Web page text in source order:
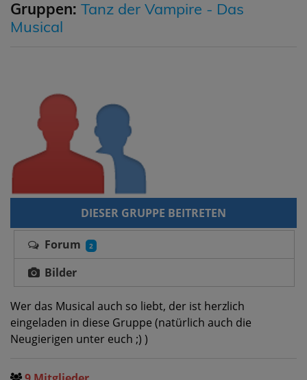
Gruppen: Tanz der Vampire - Das
Musical
DIESER GRUPPE BEITRETEN
Forum 2
Bilder
Wer das Musical auch so liebt, der ist herzlich
eingeladen in diese Gruppe (natürlich auch die
Neugierigen unter euch ;) )